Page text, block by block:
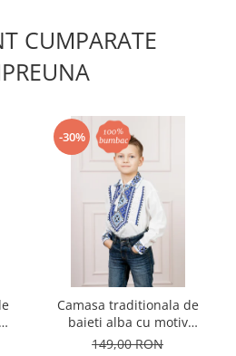
CUMPARATE
-30%
Camasa traditionala de
baieti alba cu motiv
geometric albastru Flavius
149,00 RON